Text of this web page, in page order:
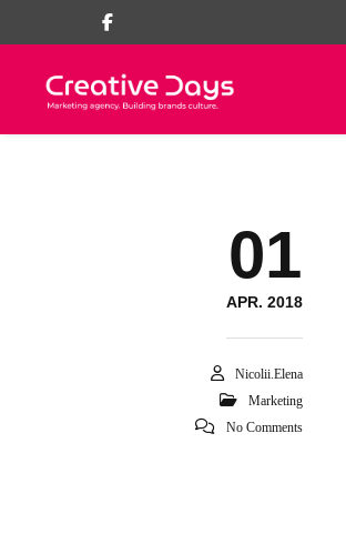
01
APR. 2018
Nicolii.elena
Marketing
No Comments